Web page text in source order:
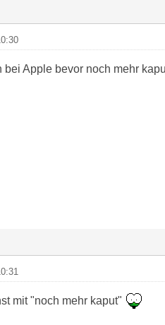
bei Apple bevor noch mehr
mit "noch mehr kaput"